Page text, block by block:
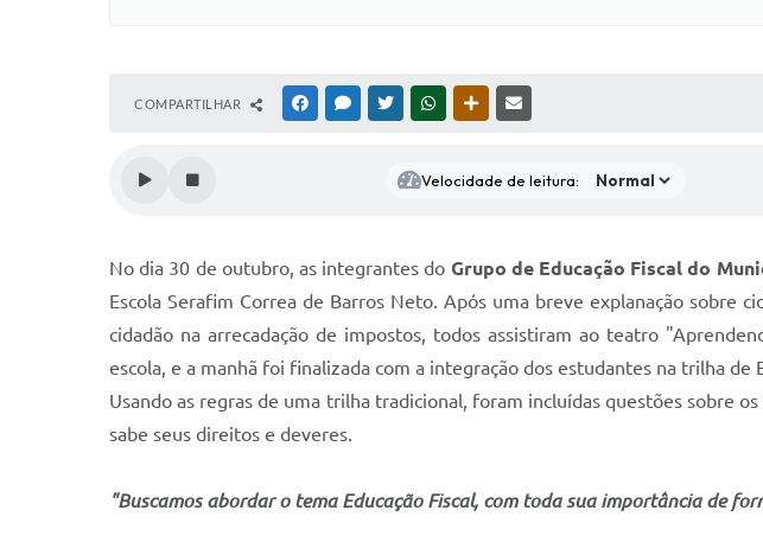
COMPARTILHAR FACEBOOKMESSENGER
TWITTERWHATSAPPOUTRAS MÍDIAS
Velocidade de leitura:
No dia 30 de outubro, as integrantes do Grupo de Educação Fiscal do
Escola Serafim Correa de Barros Neto. Após uma breve explanação sobre
cidadão na arrecadação de impostos, todos assistiram ao teatro
escola, e a manhã foi finalizada com a integração dos estudantes na trilha de
Usando as regras de uma trilha tradicional, foram incluídas questões sobre
sabe seus direitos e deveres.
"Buscamos abordar o tema Educação Fiscal, com toda sua importância de